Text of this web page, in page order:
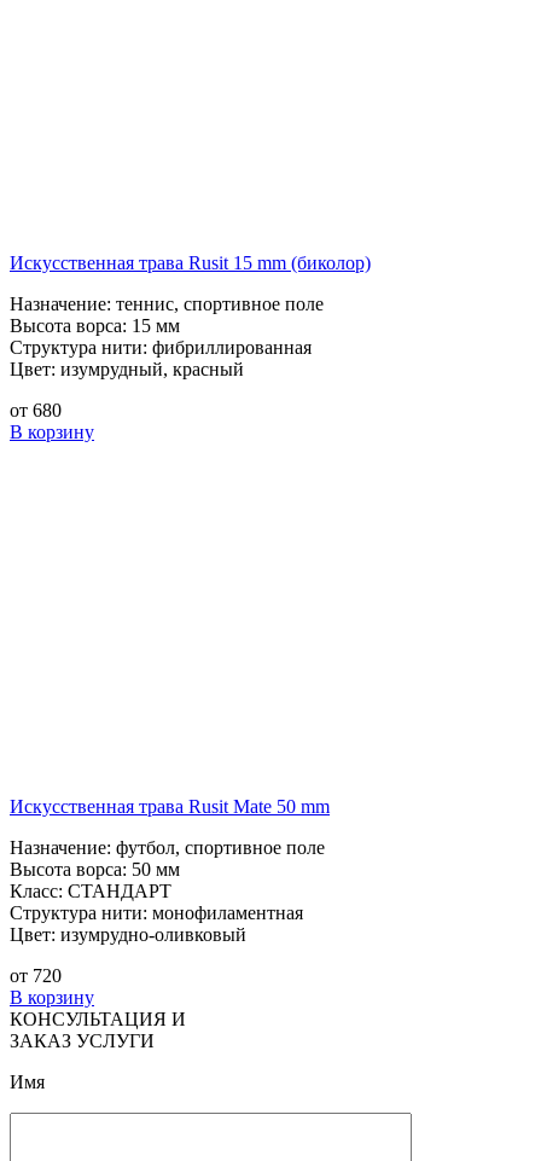
Искусственная трава Rusit 15 mm (биколор)
Назначение: теннис, спортивное поле
Высота ворса: 15 мм
Структура нити: фибриллированная
Цвет: изумрудный, красный
от 680
В корзину
Искусственная трава Rusit Mate 50 mm
Назначение: футбол, спортивное поле
Высота ворса: 50 мм
Класс: СТАНДАРТ
Структура нити: монофиламентная
Цвет: изумрудно-оливковый
от 720
В корзину
КОНСУЛЬТАЦИЯ И
ЗАКАЗ УСЛУГИ
Имя